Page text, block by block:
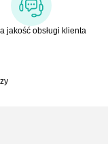
jakość obsługi klienta